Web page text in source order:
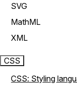
SVG
MathML
XML
CSS
CSS: Styling